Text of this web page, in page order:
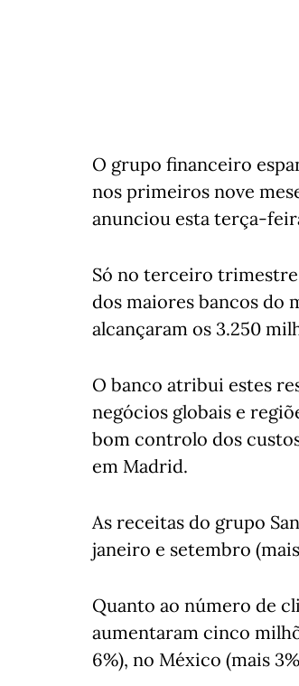
O grupo financeiro
nos primeiros nove
anunciou esta terça-
Só no terceiro
dos maiores bancos do
alcançaram os 3.250
O banco atribui estes
negócios globais e
bom controlo dos
em Madrid.
As receitas do grupo
janeiro e setembro
Quanto ao número de
aumentaram cinco
6%), no México (mais